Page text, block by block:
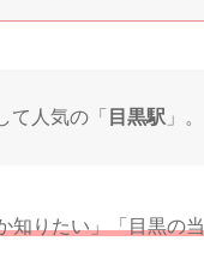
て人気の「 目黒駅 」。
知りたい」「目黒の